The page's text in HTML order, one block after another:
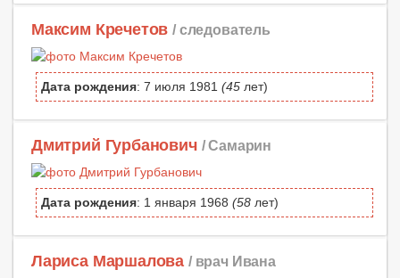
Максим Кречетов / следователь
Дата рождения: 7 июля 1981 (45 лет)
Дмитрий Гурбанович / Самарин
Дата рождения: 1 января 1968 (58 лет)
Лариса Маршалова / врач Ивана